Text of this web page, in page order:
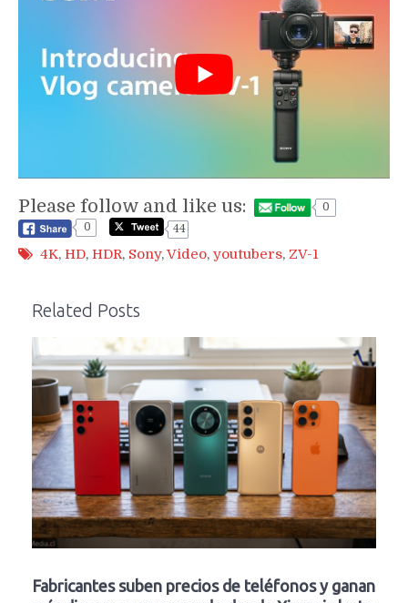
Please follow and like us:
0
0
44
4K, HD, HDR, Sony,Video, youtubers, ZV-1
Related Posts
Fabricantes suben precios de teléfonos y ganan